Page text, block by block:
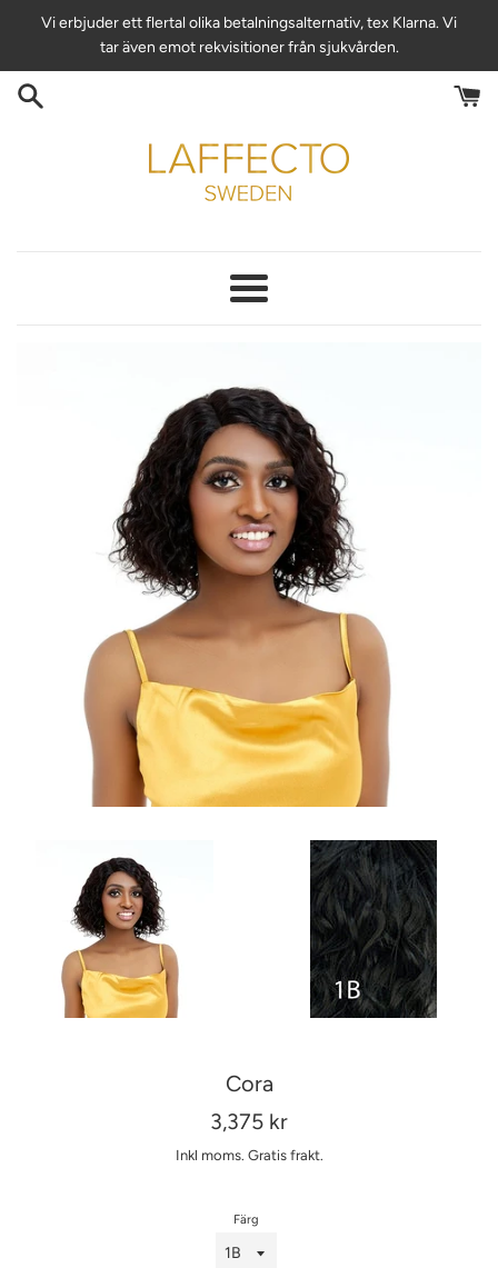
Vi erbjuder ett flertal olika betalningsalternativ, tex Klarna. Vi
tar även emot rekvisitioner från sjukvården.
Meny
Cora
Ordinarie
3,375 kr
Inkl moms. Gratis frakt.
Färg